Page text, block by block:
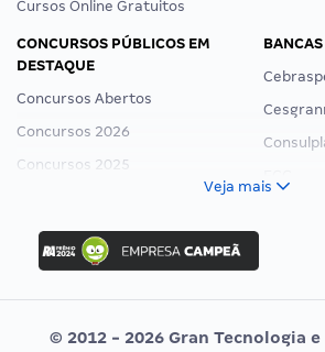
Cursos Online Gratuitos
CONCURSOS PÚBLICOS EM
DESTAQUE
Concursos Abertos
Concursos 2026
Concursos 2025
Concurso Ibama
Concurso MPU
Editais publicados
Vunesp
Veja mais
© 2012 - 2026 Gran Tecnologia e